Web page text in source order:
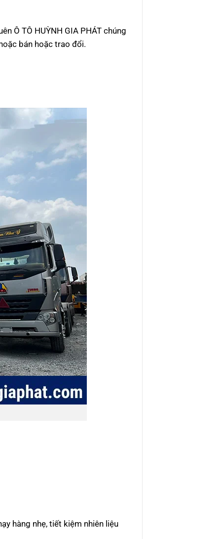
Ô TÔ HUỲNH GIA PHÁT chúng
bán hoặc trao đổi.
hàng nhẹ, tiết kiệm nhiên liệu